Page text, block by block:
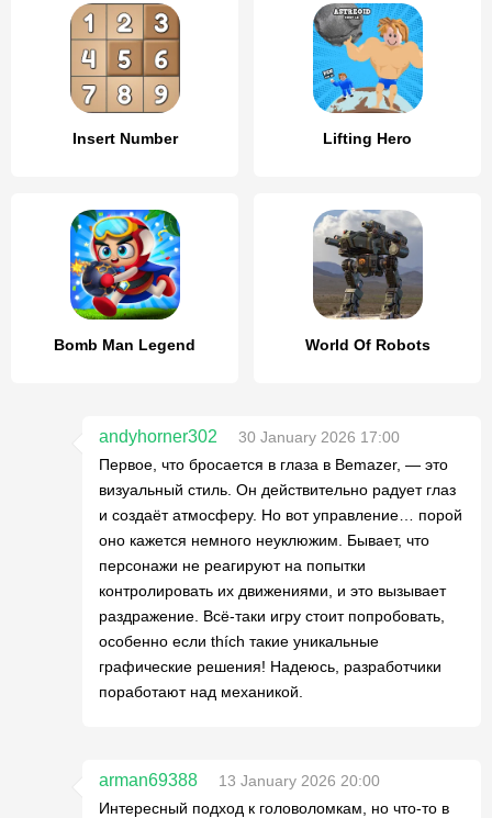
Insert Number Lifting Hero
Bomb Man Legend World Of Robots
andyhorner302
30 January 2026 17:00
Первое, что бросается в глаза в Bemazer, — это
визуальный стиль. Он действительно радует глаз
и создаёт атмосферу. Но вот управление… порой
оно кажется немного неуклюжим. Бывает, что
персонажи не реагируют на попытки
контролировать их движениями, и это вызывает
раздражение. Всё-таки игру стоит попробовать,
особенно если thích такие уникальные
графические решения! Надеюсь, разработчики
поработают над механикой.
arman69388
13 January 2026 20:00
Интересный подход к головоломкам, но что-то в